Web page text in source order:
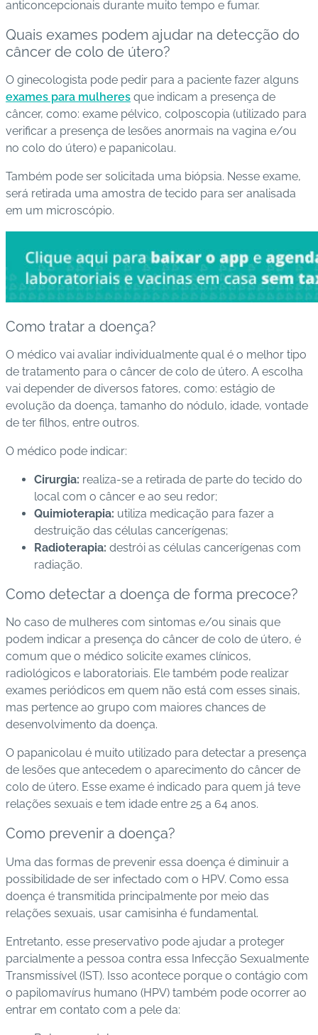
anticoncepcionais durante muito tempo e fumar.
Quais exames podem ajudar na detecção do
câncer de colo de útero?
O ginecologista pode pedir para a paciente fazer alguns
exames para mulheres que indicam a presença de
câncer, como: exame pélvico, colposcopia (utilizado para
verificar a presença de lesões anormais na vagina e/ou
no colo do útero) e papanicolau.
Também pode ser solicitada uma biópsia. Nesse exame,
será retirada uma amostra de tecido para ser analisada
em um microscópio.
Como tratar a doença?
O médico vai avaliar individualmente qual é o melhor tipo
de tratamento para o câncer de colo de útero. A escolha
vai depender de diversos fatores, como: estágio de
evolução da doença, tamanho do nódulo, idade, vontade
de ter filhos, entre outros.
O médico pode indicar:
Cirurgia: realiza-se a retirada de parte do tecido do
local com o câncer e ao seu redor;
Quimioterapia: utiliza medicação para fazer a
destruição das células cancerígenas;
Radioterapia: destrói as células cancerígenas com
radiação.
Como detectar a doença de forma precoce?
No caso de mulheres com sintomas e/ou sinais que
podem indicar a presença do câncer de colo de útero, é
comum que o médico solicite exames clínicos,
radiológicos e laboratoriais. Ele também pode realizar
exames periódicos em quem não está com esses sinais,
mas pertence ao grupo com maiores chances de
desenvolvimento da doença.
O papanicolau é muito utilizado para detectar a presença
de lesões que antecedem o aparecimento do câncer de
colo de útero. Esse exame é indicado para quem já teve
relações sexuais e tem idade entre 25 a 64 anos.
Como prevenir a doença?
Uma das formas de prevenir essa doença é diminuir a
possibilidade de ser infectado com o HPV. Como essa
doença é transmitida principalmente por meio das
relações sexuais, usar camisinha é fundamental.
Entretanto, esse preservativo pode ajudar a proteger
parcialmente a pessoa contra essa Infecção Sexualmente
Transmissível (IST). Isso acontece porque o contágio com
o papilomavírus humano (HPV) também pode ocorrer ao
entrar em contato com a pele da: